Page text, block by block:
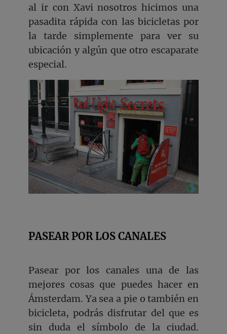
al ir con Xavi nosotros hicimos una
pasadita rápida con las bicicletas por
la tarde simplemente para ver su
ubicación y algún que otro escaparate
especial.
PASEAR POR LOS CANALES
Pasear por los canales una de las
mejores cosas que puedes hacer en
Ámsterdam. Ya sea a pie o también en
bicicleta, podrás disfrutar del que es
sin duda el símbolo de la ciudad.